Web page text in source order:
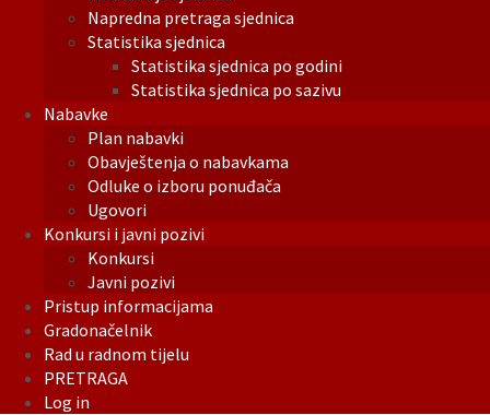
Napredna pretraga sjednica
Statistika sjednica
Statistika sjednica po godini
Statistika sjednica po sazivu
Nabavke
Plan nabavki
Obavještenja o nabavkama
Odluke o izboru ponuđača
Ugovori
Konkursi i javni pozivi
Konkursi
Javni pozivi
Pristup informacijama
Gradonačelnik
Rad u radnom tijelu
PRETRAGA
Log in